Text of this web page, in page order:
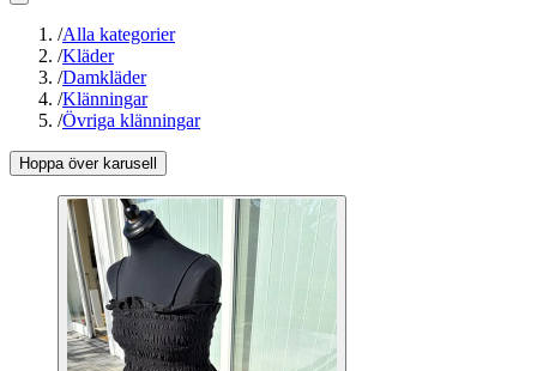
/Alla kategorier
/Kläder
/Damkläder
/Klänningar
/Övriga klänningar
Hoppa över karusell